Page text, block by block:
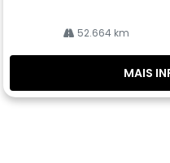
52.664 km
MAIS